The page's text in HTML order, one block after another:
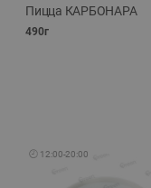
Пицца КАРБОНАРА
490г
🕘 12:00-20:00